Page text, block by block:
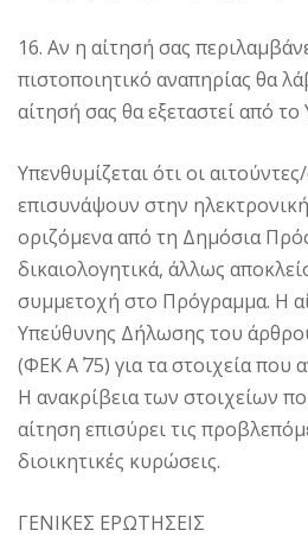
16. Αν η αίτησή σας
πιστοποιητικό αναπηρίας θα
αίτησή σας θα εξεταστεί από
Υπενθυμίζεται ότι οι
επισυνάψουν στην
οριζόμενα από τη Δημόσια
δικαιολογητικά, άλλως
συμμετοχή στο Πρόγραμμα. Η
Υπεύθυνης Δήλωσης του
(ΦΕΚ Α΄ 75) για τα στοιχεία που
Η ανακρίβεια των στοιχείων
αίτηση επισύρει τις
διοικητικές κυρώσεις.
ΓΕΝΙΚΕΣ ΕΡΩΤΗΣΕΙΣ